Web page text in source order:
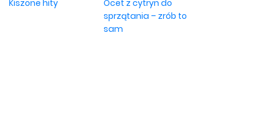
Kiszone hity
Ocet z cytryn do
sprzątania – zrób to
sam